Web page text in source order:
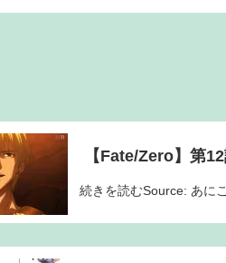
【Fate/Zero】第
続きを読むSource: あに